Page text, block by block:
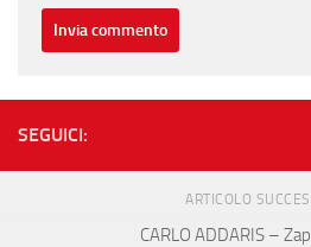
SEGUICI:
ARTICOLO
CARLO ADDARIS –